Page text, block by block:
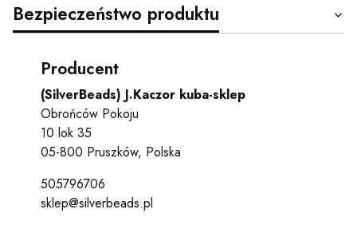
Bezpieczeństwo produktu
Producent
(SilverBeads) J.Kaczor kuba-sklep
Obrońców Pokoju
10 lok 35
05-800 Pruszków, Polska
505796706
sklep@silverbeads.pl